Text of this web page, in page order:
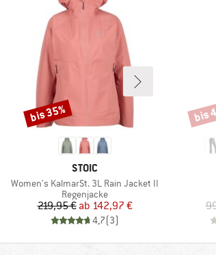
MARKE
STOIC
Artikel
Women's KalmarSt. 3L Rain Jacket II
Produktgruppe
Regenjacke
Preis
219,95 € reduzierter Preis
ab 142,97 €
4,7(3)
Rabatt
bis 35% bis